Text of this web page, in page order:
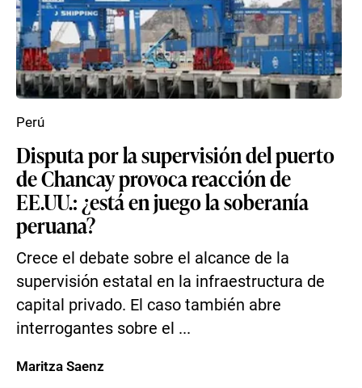
Disputa por la supervisión del puerto
de Chancay provoca reacción de
EE.UU.: ¿está en juego la soberanía
peruana?
Crece el debate sobre el alcance de la
supervisión estatal en la infraestructura de
capital privado. El caso también abre
interrogantes sobre el ...
Perú
Maritza Saenz